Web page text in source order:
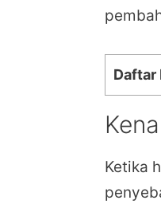
Daftar
Ketika